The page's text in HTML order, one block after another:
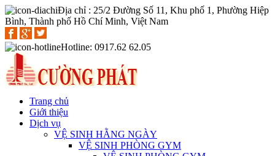
Địa chỉ : 25/2 Đường Số 11, Khu phố 1, Phường Hiệp
Bình, Thành phố Hồ Chí Minh, Việt Nam
Hotline: 0917.62 62.05
Trang chủ
Giới thiệu
Dịch vụ
VỆ SINH HẰNG NGÀY
VỆ SINH PHÒNG GYM